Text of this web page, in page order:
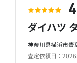
神奈川県横浜市青
査定依頼日：
ダイハツ